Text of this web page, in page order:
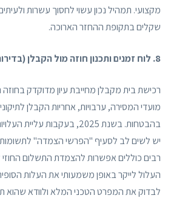
מקצועי. תמהיל נכון עשוי לחסוך עשרות
שקלים בתקופת ההחזר הארוכה.
8. לוח זמנים ותכנון חוזה מול הקבלן (בדירות חדשות)
רכישת בית מקבלן מחייבת עיון מדוקדק
מועדי המסירה, ערבויות, אחריות הקבלן
בהבטחות. בשנת 2025, בעקבות
יש לשים לב לסעיף "הפרשי הצמדה" לתשומות
רבים כוללים אפשרות להצמדת התשלום
העלול לייקר באופן משמעותי את העלות
לבדוק את המפרט הטכני המלא ולוודא שהוא